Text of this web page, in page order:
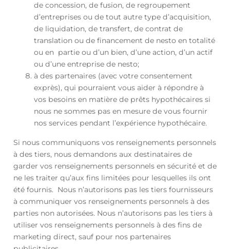
de concession, de fusion, de regroupement
d’entreprises ou de tout autre type d’acquisition,
de liquidation, de transfert, de contrat de
translation ou de financement de nesto en totalité
ou en partie ou d’un bien, d’une action, d’un actif
ou d’une entreprise de nesto;
à des partenaires (avec votre consentement
exprès), qui pourraient vous aider à répondre à
vos besoins en matière de prêts hypothécaires si
nous ne sommes pas en mesure de vous fournir
nos services pendant l’expérience hypothécaire.
Si nous communiquons vos renseignements personnels
à des tiers, nous demandons aux destinataires de
garder vos renseignements personnels en sécurité et de
ne les traiter qu’aux fins limitées pour lesquelles ils ont
été fournis. Nous n’autorisons pas les tiers fournisseurs
à communiquer vos renseignements personnels à des
parties non autorisées. Nous n’autorisons pas les tiers à
utiliser vos renseignements personnels à des fins de
marketing direct, sauf pour nos partenaires